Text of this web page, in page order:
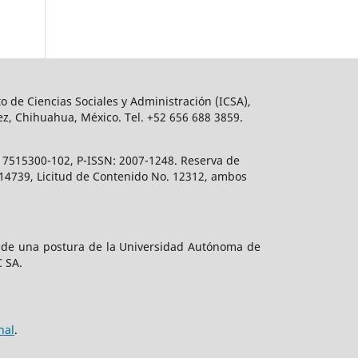
Ciencias Sociales y Administración (ICSA),
Chihuahua, México. Tel. +52 656 688 3859.
102, P-ISSN: 2007-1248. Reserva de
Licitud de Contenido No. 12312, ambos
una postura de la Universidad Autónoma de
.